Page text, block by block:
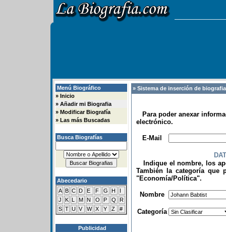
Menú Biográfico
» Inicio
» Añadir mi Biografia
» Modificar Biografía
» Las más Buscadas
Busca Biografías
Abecedario
A B C D E F G H
I
J
K L M N O P Q
R
S T U V W X Y Z #
Publicidad
» Sistema de inserción de
Para poder anexar
electrónico.
E-Mail
Indique el nombre, los
También la categoría que
"Economía/Política".
Nombre
Categoría